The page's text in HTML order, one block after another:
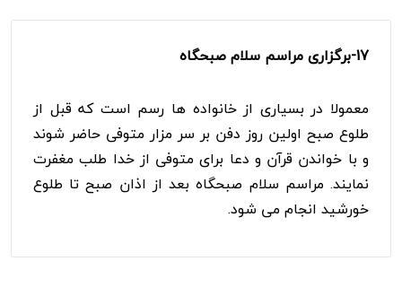
17- برگزاری مراسم سلام صبحگاه
معمولا در بسیاری از خانواده ها رسم است که قبل از
طلوع صبح اولین روز دفن بر سر مزار متوفی حاضر شوند
و با خواندن قرآن و دعا برای متوفی از خدا طلب مغفرت
نمایند. مراسم سلام صبحگاه بعد از اذان صبح تا طلوع
خورشید انجام می شود.